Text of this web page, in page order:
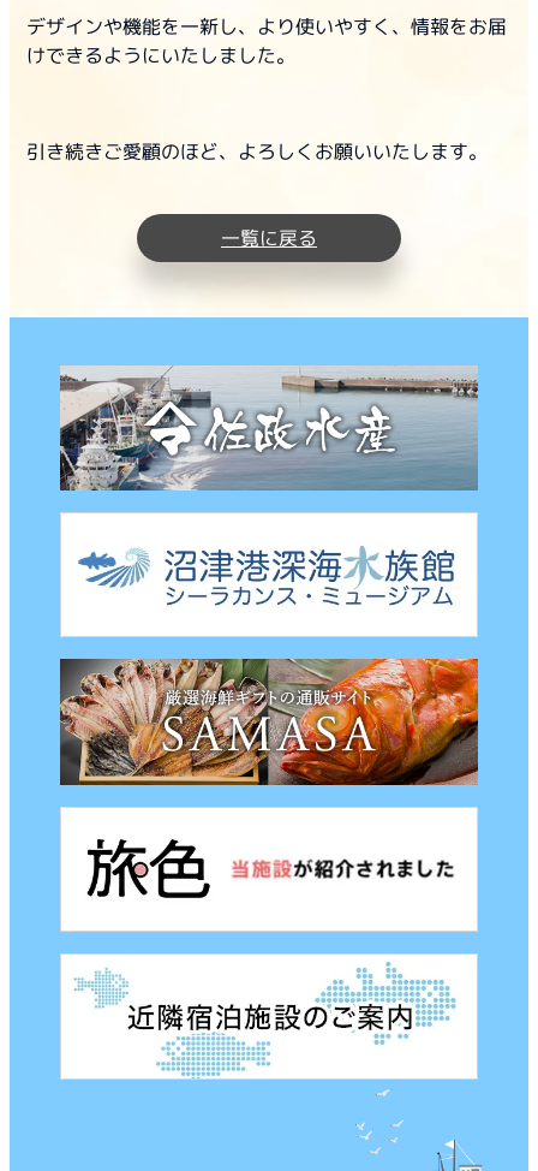
デザインや機能を一新し、より使いやすく、情報をお届
けできるようにいたしました。
引き続きご愛顧のほど、よろしくお願いいたします。
一覧に戻る